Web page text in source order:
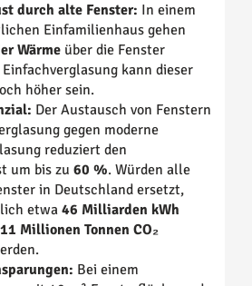
durch alte Fenster: In einem
Einfamilienhaus gehen
Wärme über die Fenster
kann dieser
höher sein.
Der Austausch von Fenstern
gegen moderne
reduziert den
um bis zu 60 %. Würden alle
in Deutschland ersetzt,
etwa 46 Milliarden kWh
11 Millionen Tonnen CO₂
Bei einem